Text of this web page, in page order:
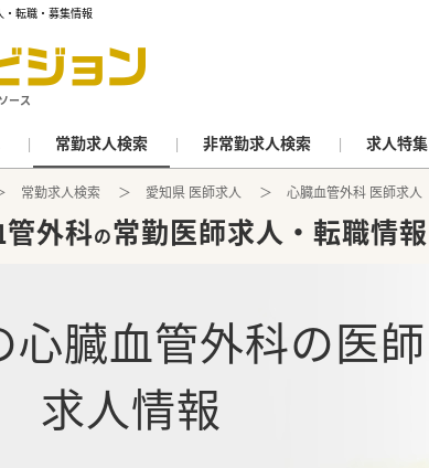
・転職・募集情報
ース
常勤求人検索 非常勤求人検索 求人特集
常勤求人検索 愛知県 医師求人 心臓血管外科 医師求人
外科の常勤医師求人・転職情報
心臓血管外科の医師
求人情報